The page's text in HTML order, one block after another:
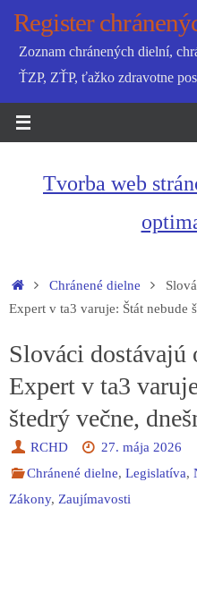
SkipRegister
Zoznam chránených dielní,
ŤZP, ZŤP, ťažko zdravotne
Tvorba web
HomeChránené dielne
Expert v ta3 varuje: Štát nebude
Slováci dostávajú
Expert v ta3
štedrý večne,
RCHD
27. mája 2026
Chránené dielne,Legislatíva,
Zákony, Zaujímavosti